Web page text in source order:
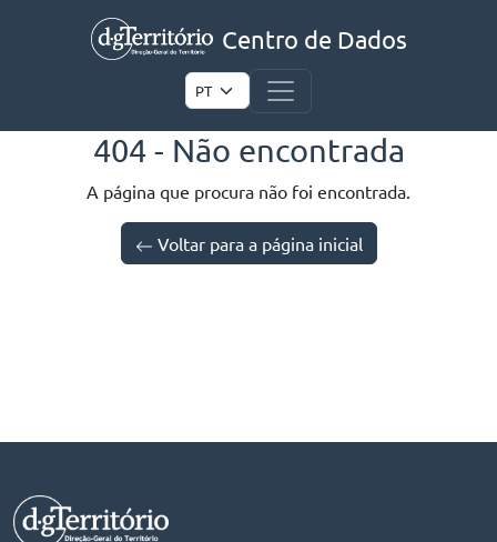
Centro de Dados
404 - Não encontrada
A página que procura não foi encontrada.
Voltar para a página inicial